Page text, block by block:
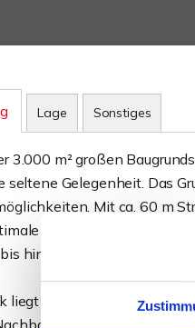
Lage Sonstiges
3.000 m² großen
seltene Gelegenheit. Das
Mit ca. 60 m
Voraussetzungen für
hin zu einem
liegt außerhalb eines
orientiert